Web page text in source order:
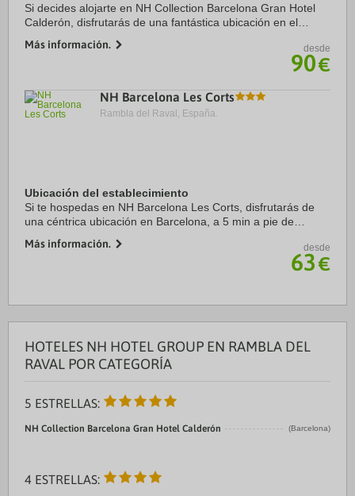
Si decides alojarte en NH Collection Barcelona Gran Hotel
Calderón, disfrutarás de una fantástica ubicación en el
Catalunya y Casa Batlló. ...
Más información. desde
90€
NH Barcelona Les Corts
Rambla del Raval, España.
Ubicación del establecimiento
Si te hospedas en NH Barcelona Les Corts, disfrutarás de
una céntrica ubicación en Barcelona, a 5 min a pie de
Francesc Macià. Además, este hotel ...
Más información. desde
63€
HOTELES NH HOTEL GROUP EN RAMBLA DEL
RAVAL POR CATEGORÍA
5 ESTRELLAS:
NH Collection Barcelona Gran Hotel Calderón (Barcelona)
4 ESTRELLAS: